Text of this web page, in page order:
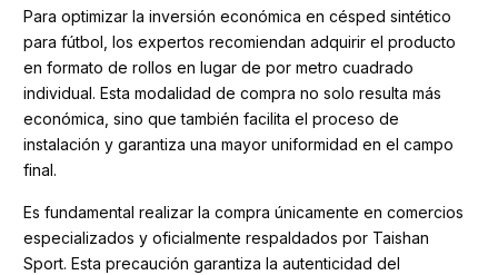
Para optimizar la inversión económica en césped sintético
para fútbol, los expertos recomiendan adquirir el producto
en formato de rollos en lugar de por metro cuadrado
individual. Esta modalidad de compra no solo resulta más
económica, sino que también facilita el proceso de
instalación y garantiza una mayor uniformidad en el campo
final.
Es fundamental realizar la compra únicamente en comercios
especializados y oficialmente respaldados por Taishan
Sport. Esta precaución garantiza la autenticidad del